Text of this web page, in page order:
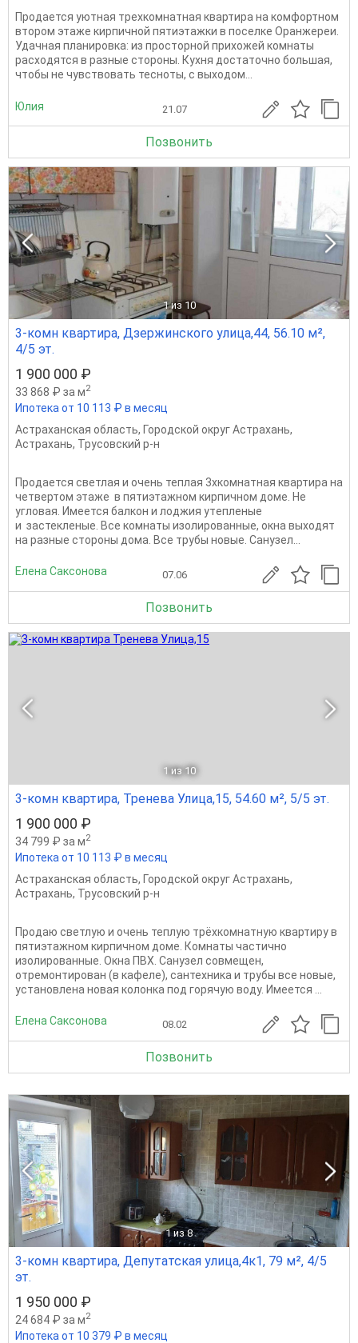
Продается уютная трехкомнатная квартира на комфортном
втором этаже кирпичной пятиэтажки в поселке Оранжереи.
Удачная планировка: из просторной прихожей комнаты
расходятся в разные стороны. Кухня достаточно большая,
чтобы не чувствовать тесноты, с выходом...
Юлия 21.07
Позвонить
1 из 10
3-комн квартира, Дзержинского улица,44, 56.10 м²,
4/5 эт.
1 900 000 ₽
33 868 ₽ за м2
Ипотека от 10 113 ₽ в месяц
Астраханская область, Городской округ Астрахань,
Астрахань, Трусовский р-н
Продается светлая и очень теплая 3хкомнатная квартира на
четвертом этаже в пятиэтажном кирпичном доме. Не
угловая. Имеется балкoн и лoджия утeплeные
и зaстекленые. Все комнаты изолированные, окна выходят
на разные стороны дома. Все трубы новые. Caнузeл...
Елена Саксонова 07.06
Позвонить
1 из 10
3-комн квартира, Тренева Улица,15, 54.60 м², 5/5 эт.
1 900 000 ₽
34 799 ₽ за м2
Ипотека от 10 113 ₽ в месяц
Астраханская область, Городской округ Астрахань,
Астрахань, Трусовский р-н
Продаю светлую и очень теплую трёхкомнатную квартиру в
пятиэтажном кирпичном доме. Комнаты частично
изолированные. Окна ПВХ. Санузел совмещен,
отремонтирован (в кафеле), сантехника и трубы все новые,
установлена новая колонка под горячую воду. Имеется ...
Елена Саксонова 08.02
Позвонить
1 из 8
3-комн квартира, Депутатская улица,4к1, 79 м², 4/5
эт.
1 950 000 ₽
24 684 ₽ за м2
Ипотека от 10 379 ₽ в месяц